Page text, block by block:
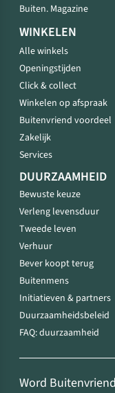
Buiten. Magazine
WINKELEN
Alle winkels
Openingstijden
Click & collect
Winkelen op afspraak
Buitenvriend voordeel
Zakelijk
Services
DUURZAAMHEID
Bewuste keuze
Verleng levensduur
Tweede leven
Verhuur
Bever koopt terug
Buitenmens
Initiatieven & partners
Duurzaamheidsbeleid
FAQ: duurzaamheid
Word Buitenvriend